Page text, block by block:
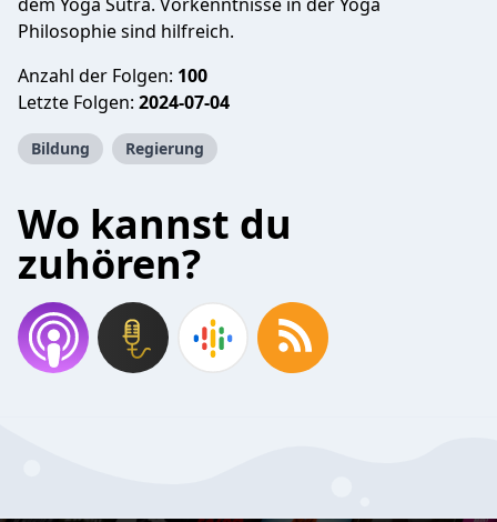
Philosophie sind hilfreich.
Anzahl der Folgen: 100
Letzte Folgen: 2024-07-04
Bildung Regierung
Wo kannst du
zuhören?